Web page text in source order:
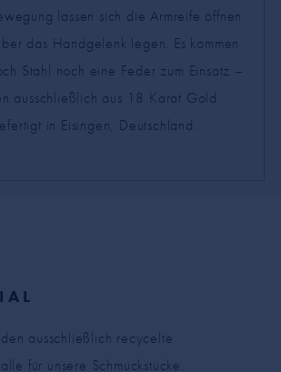
lassen sich die Armreife öffnen
das Handgelenk legen. Es kommen
Stahl noch eine Feder zum Einsatz –
ausschließlich aus 18 Karat Gold.
in Eisingen, Deutschland.
ausschließlich recycelte
für unsere Schmuckstücke.